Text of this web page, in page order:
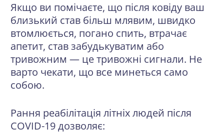
Якщо ви помічаєте, що після ковіду ваш
близький став більш млявим, швидко
втомлюється, погано спить, втрачає
апетит, став забудькуватим або
тривожним — це тривожні сигнали. Не
варто чекати, що все минеться само
собою.
Рання реабілітація літніх людей після
COVID-19 дозволяє: